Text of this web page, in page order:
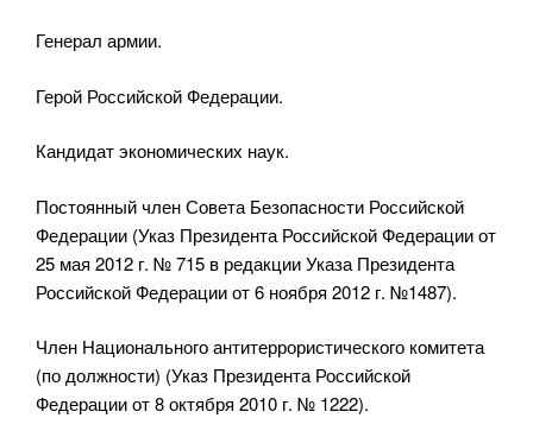
Генерал армии.
Герой Российской Федерации.
Кандидат экономических наук.
Постоянный член Совета Безопасности Российской
Федерации (Указ Президента Российской Федерации от
25 мая 2012 г. № 715 в редакции Указа Президента
Российской Федерации от 6 ноября 2012 г. №1487).
Член Национального антитеррористического комитета
(по должности) (Указ Президента Российской
Федерации от 8 октября 2010 г. № 1222).